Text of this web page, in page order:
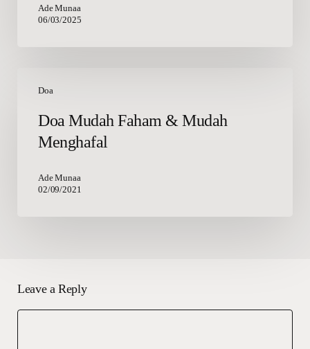
Ade Munaa
06/03/2025
Doa
Mudah
Mudah
Doa Mudah Faham & Mudah
Menghafal
Ade Munaa
02/09/2021
Leave a Reply